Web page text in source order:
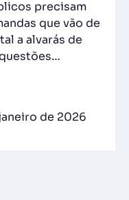
precisam
que vão de
a alvarás de
de 2026